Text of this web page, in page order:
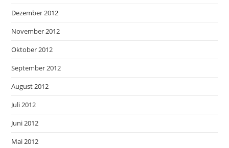
Dezember 2012
November 2012
Oktober 2012
September 2012
August 2012
Juli 2012
Juni 2012
Mai 2012